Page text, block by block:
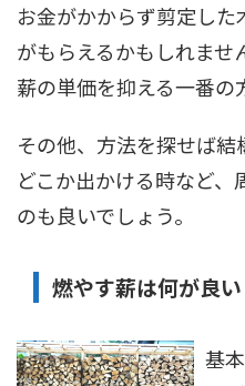
お金がかからず剪定し
がもらえるかもしれませ
薪の単価を抑える一番の
その他、方法を探せば結
どこか出かける時など、
のも良いでしょう。
燃やす薪は何が良い
基